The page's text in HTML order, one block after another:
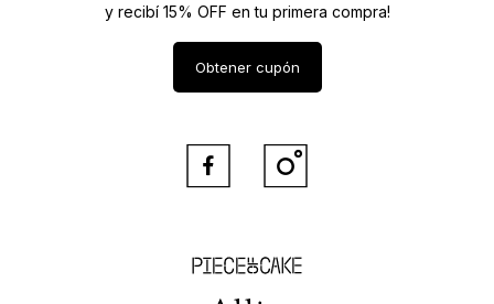
Piece of Cake
Allie
y recibí 15% OFF en tu primera compra!
Obtener cupón
 